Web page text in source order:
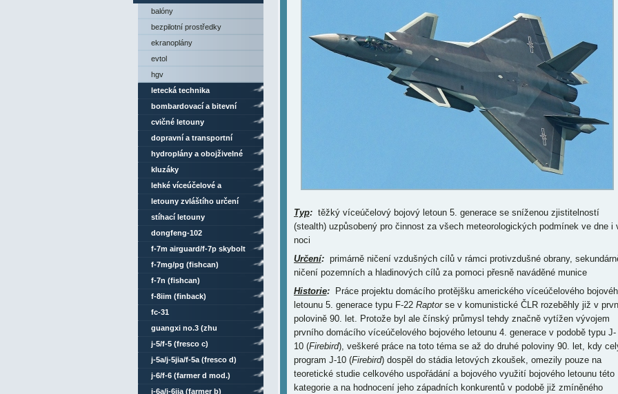
Typ:těžký víceúčelový bojový letoun 5. generace se sníženou zjistitelností
(stealth) uzpůsobený pro činnost za všech meteorologických podmínek ve dne i
noci
Určení:primárně ničení vzdušných cílů v rámci protivzdušné obrany,
ničení pozemních a hladinových cílů za pomoci přesně naváděné munice
Historie:Práce projektu domácího protějšku amerického víceúčelového
letounu 5. generace typu F-22 Raptorse v komunistické ČLR rozeběhly již v
polovině 90. let. Protože byl ale čínský průmysl tehdy značně vytížen vývojem
prvního domácího víceúčelového bojového letounu 4. generace v podobě typu J-
10 (Firebird), veškeré práce na toto téma se až do druhé poloviny 90. let, kdy
program J-10 (Firebird) dospěl do stádia letových zkoušek, omezily pouze na
teoretické studie celkového uspořádání a bojového využití bojového letounu této
kategorie a na hodnocení jeho západních konkurentů v podobě již zmíněného
balóny
bezpilotní prostředky
ekranoplány
evtol
hgv
letecká technika
bombardovací a bitevní
letouny
cvičné letouny
dopravní a transportní
letouny
hydroplány a obojživelné
letouny
kluzáky
lehké víceúčelové a
sportovní letouny
letouny zvláštího určení
stíhací letouny
dongfeng-102
f-7m airguard/f-7p skybolt
(fishcan)
f-7mg/pg (fishcan)
f-7n (fishcan)
f-8iim (finback)
fc-31
guangxi no.3 (zhu
rongzhang)
j-5/f-5 (fresco c)
j-5a/j-5jia/f-5a (fresco d)
j-6/f-6 (farmer d mod.)
j-6a/j-6jia (farmer b)